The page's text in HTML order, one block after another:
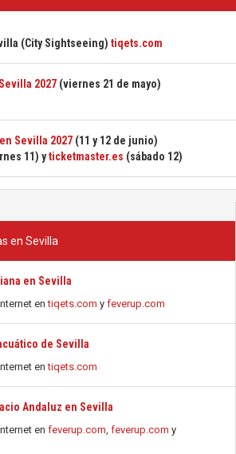
en Sevilla
en Sevilla
entiqets.com y feverup.com
de Sevilla
entiqets.com
Andaluz en Sevilla
en feverup.com, feverup.com y
(City Sightseeing) tiqets.com
2027 (viernes 21 de mayo)
Sevilla 2027 (11 y 12 de junio)
11) yticketmaster.es (sábado 12)